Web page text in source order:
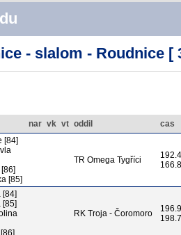
- slalom - Roudnice [
nar vk vt oddil cas
[84]
[85]
TR Omega Tygříci
166.8
[84]
[85]
RK Troja - Čoromoro